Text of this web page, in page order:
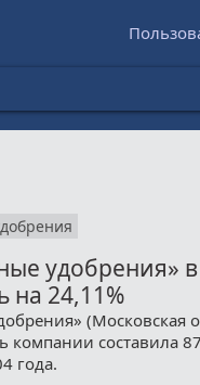
удобрения» в
на 24,11%
(Московская
компании составила
года.